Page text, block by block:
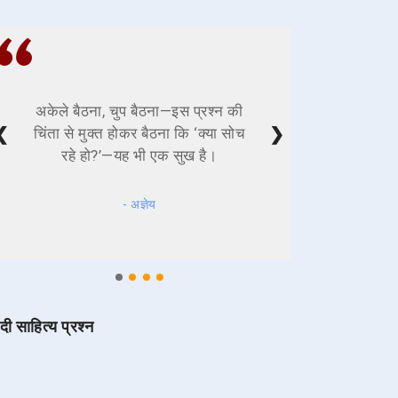
अकेले बैठना, चुप बैठना—इस प्रश्न की
चिंता से मुक्त होकर बैठना कि ‘क्या सोच
रहे हो?’—यह भी एक सुख है।
- अज्ञेय
❯
साहित्य प्रश्न